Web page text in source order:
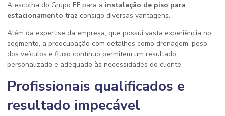
A escolha do Grupo EF para a instalação de piso para
estacionamento traz consigo diversas vantagens.
Além da expertise da empresa, que possui vasta experiência no
segmento, a preocupação com detalhes como drenagem, peso
dos veículos e fluxo contínuo permitem um resultado
personalizado e adequado às necessidades do cliente.
Profissionais qualificados e
resultado impecável